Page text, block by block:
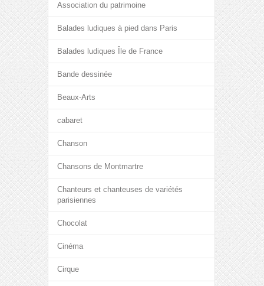
Association du patrimoine
Balades ludiques à pied dans Paris
Balades ludiques Île de France
Bande dessinée
Beaux-Arts
cabaret
Chanson
Chansons de Montmartre
Chanteurs et chanteuses de variétés
parisiennes
Chocolat
Cinéma
Cirque